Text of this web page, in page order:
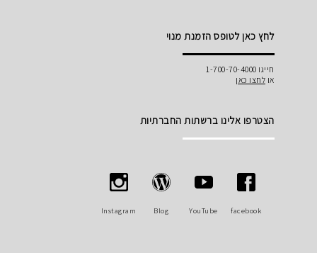
לחץ כאן לטופס הזמנת מנוי
חייגו 1-700-70-4000
או לחצו כאן
הצטרפו אלינו ברשתות החברתיות
facebook
YouTube
Blog
Instagram